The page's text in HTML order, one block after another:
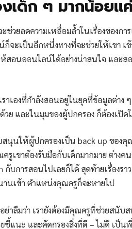
เด็ก ๆ มากน้อยแ
วยลดความเหลื่อมล้ำในเรื่องของกา
ก็จะเป็นอีกหนึ่งทางที่จะช่วยให้เขา เ
สอนออนไลน์ได้อย่างน่าสนใจ และส
าเองที่กำลังสอนอยู่ในยุคที่ข้อมูลต่าง
วย และในมุมของผู้ปกครอง ก็ต้องเปิด
สนุนให้ผู้ปกครองเป็น back up ของ
รูเขาต้องรับมือกับเด็กมากมาย ต่างคน
กับการสอนไปเลยก็ได้ สุดท้ายเรื่องร
านเข้า ตำแหน่งคุณครูก็จะหายไป
ย่าลืมว่า เรายังต้องมีคุณครูที่ช่วยสนั
ชี้แนะ และคัดกรองสิ่งที่ดี – ไม่ดี เป็น